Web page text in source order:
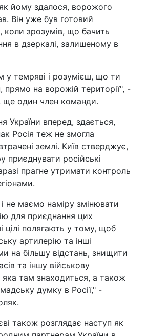
йому здалося, ворожого
Він уже був готовий
коли зрозумів, що бачить
в дзеркалі, залишеному в
у темряві і розумієш, що ти
на ворожій території", -
ще один член команди.
України вперед, здається,
Росія теж не змогла
землі. Київ стверджує,
приєднувати російські
прагне утримати контроль
не маємо наміру змінювати
для приєднання цих
цілі полягають у тому, щоб
артилерію та інші
на більшу відстань, знищити
та іншу військову
яка там знаходиться, а також
думку в Росії," -
також розглядає наступ як